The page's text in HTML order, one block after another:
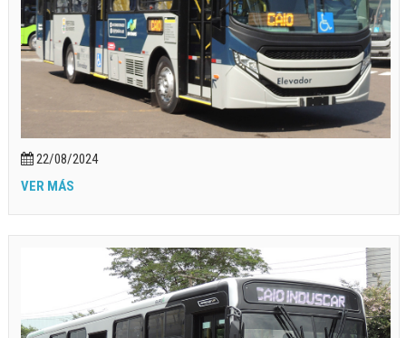
22/08/2024
VER MÁS